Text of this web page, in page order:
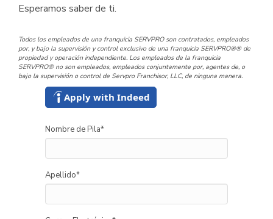
Esperamos saber de ti.
Todos los empleados de una franquicia SERVPRO son contratados, empleados
por, y bajo la supervisión y control exclusivo de una franquicia SERVPRO®® de
propiedad y operación independiente. Los empleados de la franquicia
SERVPRO® no son empleados, empleados conjuntamente por, agentes de, o
bajo la supervisión o control de Servpro Franchisor, LLC, de ninguna manera.
Apply with Indeed
Nombre de Pila*
Apellido*